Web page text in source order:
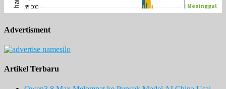
Advertisment
Artikel Terbaru